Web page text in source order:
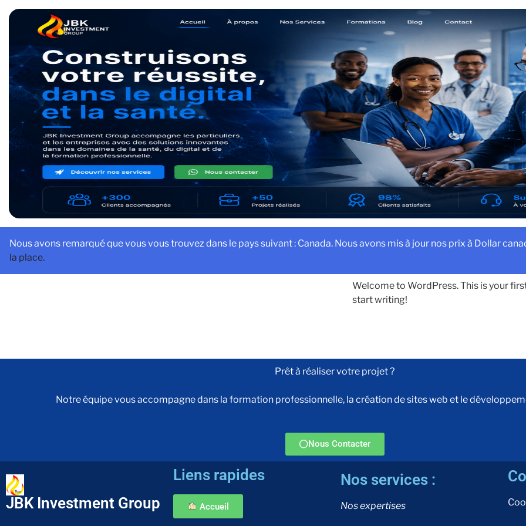
Welcome to WordPress. This is your
start writing!
Prêt à réaliser votre projet ?
Notre équipe vous accompagne dans la formation professionnelle, la création de sites web et le
Nous Contacter
JBK Investment Group
Liens rapides
Accueil
Nos services :
Nos expertises
Nous avons remarqué que vous vous trouvez dans le pays suivant : Canada. Nous avons mis à jour nos prix à Dollar
la place.